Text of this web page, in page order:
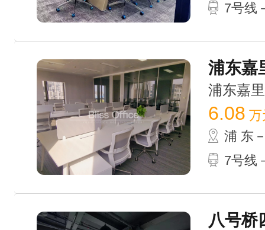
7号线
浦东嘉
浦东嘉
6.08 万
浦 东
7号线
八号桥